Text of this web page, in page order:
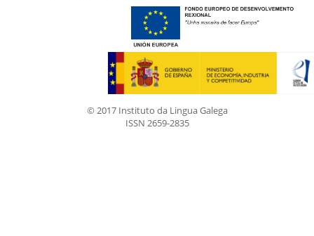
© 2017 Instituto da Lingua Galega
ISSN 2659-2835